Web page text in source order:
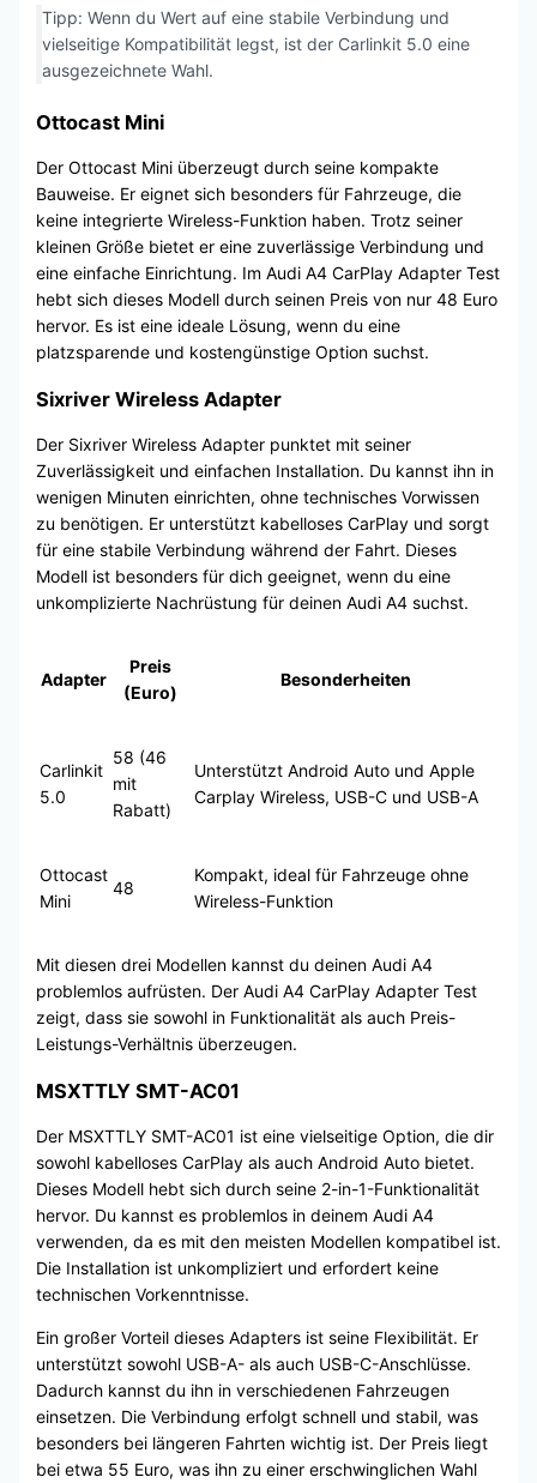
Tipp: Wenn du Wert auf eine stabile Verbindung und
vielseitige Kompatibilität legst, ist der Carlinkit 5.0 eine
ausgezeichnete Wahl.
Ottocast Mini
Der Ottocast Mini überzeugt durch seine kompakte
Bauweise. Er eignet sich besonders für Fahrzeuge, die
keine integrierte Wireless-Funktion haben. Trotz seiner
kleinen Größe bietet er eine zuverlässige Verbindung und
eine einfache Einrichtung. Im Audi A4 CarPlay Adapter Test
hebt sich dieses Modell durch seinen Preis von nur 48 Euro
hervor. Es ist eine ideale Lösung, wenn du eine
platzsparende und kostengünstige Option suchst.
Sixriver Wireless Adapter
Der Sixriver Wireless Adapter punktet mit seiner
Zuverlässigkeit und einfachen Installation. Du kannst ihn in
wenigen Minuten einrichten, ohne technisches Vorwissen
zu benötigen. Er unterstützt kabelloses CarPlay und sorgt
für eine stabile Verbindung während der Fahrt. Dieses
Modell ist besonders für dich geeignet, wenn du eine
unkomplizierte Nachrüstung für deinen Audi A4 suchst.
Adapter
Preis
(Euro)
Besonderheiten
Carlinkit
5.0
58 (46
mit
Rabatt)
Unterstützt Android Auto und Apple
Carplay Wireless, USB-C und USB-A
Ottocast
Mini
48
Kompakt, ideal für Fahrzeuge ohne
Wireless-Funktion
Mit diesen drei Modellen kannst du deinen Audi A4
problemlos aufrüsten. Der Audi A4 CarPlay Adapter Test
zeigt, dass sie sowohl in Funktionalität als auch Preis-
Leistungs-Verhältnis überzeugen.
MSXTTLY SMT-AC01
Der MSXTTLY SMT-AC01 ist eine vielseitige Option, die dir
sowohl kabelloses CarPlay als auch Android Auto bietet.
Dieses Modell hebt sich durch seine 2-in-1-Funktionalität
hervor. Du kannst es problemlos in deinem Audi A4
verwenden, da es mit den meisten Modellen kompatibel ist.
Die Installation ist unkompliziert und erfordert keine
technischen Vorkenntnisse.
Ein großer Vorteil dieses Adapters ist seine Flexibilität. Er
unterstützt sowohl USB-A- als auch USB-C-Anschlüsse.
Dadurch kannst du ihn in verschiedenen Fahrzeugen
einsetzen. Die Verbindung erfolgt schnell und stabil, was
besonders bei längeren Fahrten wichtig ist. Der Preis liegt
bei etwa 55 Euro, was ihn zu einer erschwinglichen Wahl